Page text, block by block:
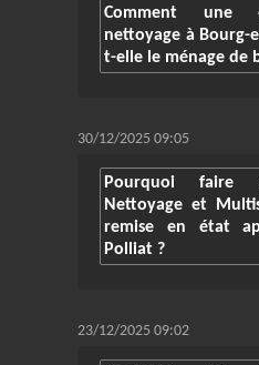
Comment une
nettoyage à Bourg-
t-elle le ménage de
30/12/2025 09:05
Pourquoi
Nettoyage et
remise en état
Polliat ?
23/12/2025 09:02